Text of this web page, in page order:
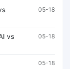
05-18
vs
05-18
05-18